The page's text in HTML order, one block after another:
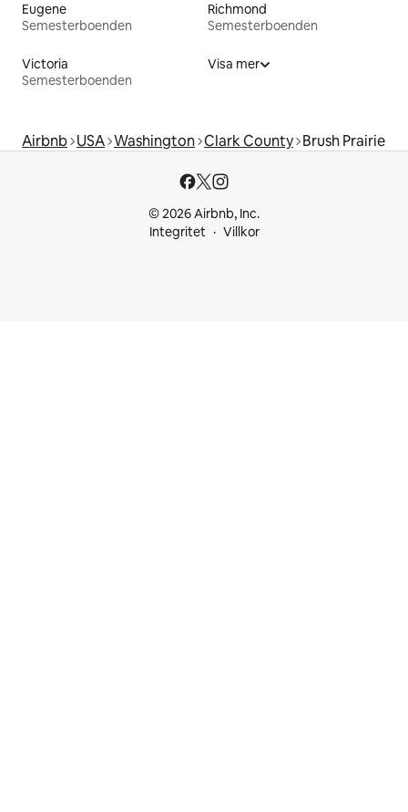
Eugene
Semesterboenden
Richmond
Semesterboenden
Victoria
Semesterboenden
Visa mer
Airbnb USA Washington Clark County Brush Prairie
© 2026 Airbnb, Inc.
Integritet
Villkor